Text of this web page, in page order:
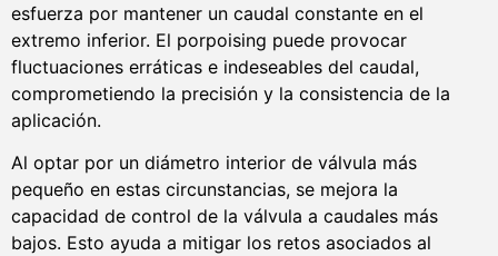
esfuerza por mantener un caudal constante en el
extremo inferior. El porpoising puede provocar
fluctuaciones erráticas e indeseables del caudal,
comprometiendo la precisión y la consistencia de la
aplicación.
Al optar por un diámetro interior de válvula más
pequeño en estas circunstancias, se mejora la
capacidad de control de la válvula a caudales más
bajos. Esto ayuda a mitigar los retos asociados al